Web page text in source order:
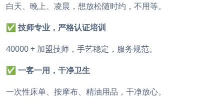
白天、晚上、凌晨，想放松随时约，不用等。
✅ 技师专业，严格认证培训
40000 + 加盟技师，手艺稳定，服务规范。
✅ 一客一用，干净卫生
一次性床单、按摩布、精油用品，干净放心。